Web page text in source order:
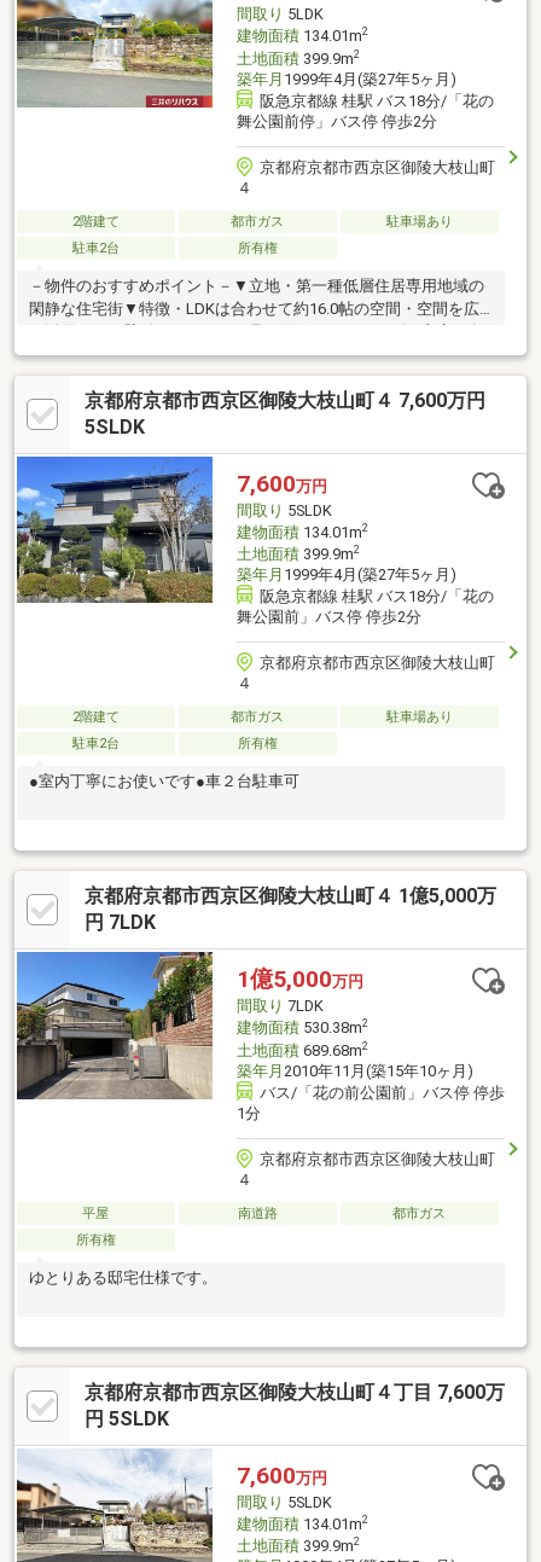
間取り 5LDK
建物面積134.01m2
土地面積399.9m2
築年月 1999年4月(築27年5ヶ月)
阪急京都線 桂駅 バス18分/「花の
舞公園前停」バス停 停歩2分
京都府京都市西京区御陵大枝山町
４
2階建て 都市ガス
駐車場あり
駐車2台
所有権
－物件のおすすめポイント－▼立地・第一種低層住居専用地域の
閑静な住宅街▼特徴・LDKは合わせて約16.0帖の空間・空間を広
階に配置・各階にトイレ・洗面室があり、気兼ねなく利用可能・2
室に面する建物幅の南西面バルコニー・駐車スペース2台分有(車
種による)▼周辺環境・京都市立桂坂小学校 徒歩6分(約450m)・デ
イリーカナートイズミヤ桂坂店 徒歩9分(約650m)・桂坂公園 徒歩
━━━━━・・・物件の詳細・ご相談はお気軽にお問い合わせく
ださい。
京都府京都市西京区御陵大枝山町４ 7,600万円
5SLDK
7,600万円
間取り 5SLDK
建物面積134.01m2
土地面積399.9m2
築年月 1999年4月(築27年5ヶ月)
阪急京都線 桂駅 バス18分/「花の
舞公園前」バス停 停歩2分
京都府京都市西京区御陵大枝山町
４
2階建て 都市ガス
駐車場あり
駐車2台
所有権
●室内丁寧にお使いです●車２台駐車可
京都府京都市西京区御陵大枝山町４ 1億5,000万
円 7LDK
1億5,000万円
間取り 7LDK
建物面積530.38m2
土地面積689.68m2
築年月 2010年11月(築15年10ヶ月)
バス/「花の前公園前」バス停 停歩
1分
京都府京都市西京区御陵大枝山町
４
平屋 南道路
都市ガス
所有権
ゆとりある邸宅仕様です。
京都府京都市西京区御陵大枝山町４丁目 7,600万
円 5SLDK
7,600万円
間取り 5SLDK
建物面積134.01m2
土地面積399.9m2